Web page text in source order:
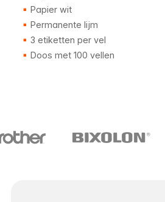
Papier wit
Permanente lijm
3 etiketten per vel
Doos met 100 vellen